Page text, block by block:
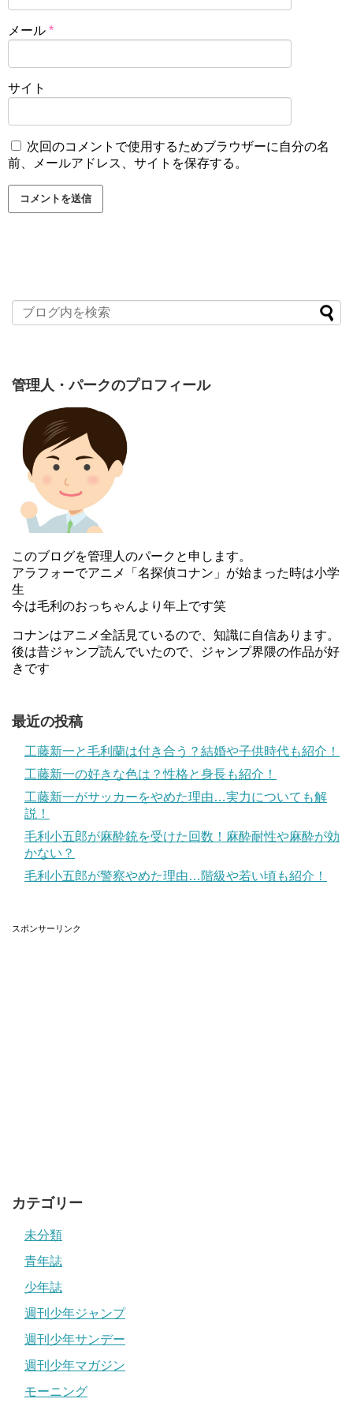
そこでコーネロ教祖と出会い恋人を生き返せると言われ錬
金術を見せられ国民はレト教を信じていました。
しかしエルリック兄弟によってレト教は嘘を付いているこ
とが暴かれてロゼは絶望してしまいます。
スポンサーリンク
エドに「立って歩け、前へ進め、あんたには立派な足があ
るじゃないか」と言われロゼは立ち直ることが出来まし
た。
その後リオールで暴動が起き中央軍が来るとこまでは原作
と同じです。
しかしオリジナルアニメでは、暴動のなか中央軍にロゼは
連行されてしまいます。
り身ごもって声も出せなくなると言う悲惨なことになって
います。
その後赤ちゃんを抱きかかえたロゼとエドが再開します。
しかしライラにロゼは洗脳されており、肉体のストックに
されてしまいますがエドに何とか助けてもらうと言うスト
それを見た視聴者からあまりにも悲惨すぎると言った声
や、放送禁止ではないのか、原作を改変しすぎと言う声が
続出し作者までも苦言を呈する事態になりロゼ事件と呼ば
れるようになりました。
関連記事
ゃんはどうなった？
後日談でウィンリィの家に居候し赤ちゃんも成長していた
鋼の錬金術師のロゼ事件は何話？
ロゼが暴動の際子供たちを匿い連行される
メール *
サイト
次回のコメントで使用するためブラウザーに自分の名
前、メールアドレス、サイトを保存する。
管理人・パークのプロフィール
このブログを管理人のパークと申します。
アラフォーでアニメ「名探偵コナン」が始まった時は小学
生
今は毛利のおっちゃんより年上です笑
コナンはアニメ全話見ているので、知識に自信あります。
後は昔ジャンプ読んでいたので、ジャンプ界隈の作品が好
きです
最近の投稿
工藤新一と毛利蘭は付き合う？結婚や子供時代も紹介！
工藤新一の好きな色は？性格と身長も紹介！
工藤新一がサッカーをやめた理由…実力についても解
説！
毛利小五郎が麻酔銃を受けた回数！麻酔耐性や麻酔が効
かない？
毛利小五郎が警察やめた理由…階級や若い頃も紹介！
スポンサーリンク
カテゴリー
未分類
青年誌
少年誌
週刊少年ジャンプ
週刊少年サンデー
週刊少年マガジン
モーニング